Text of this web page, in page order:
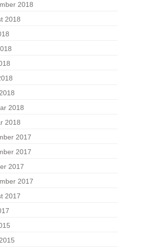
2018
2018
2018
2018
2017
2017
2017
2017
2017